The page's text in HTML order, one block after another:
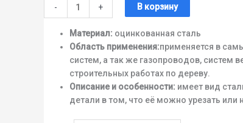
- + В корзину
Материал: оцинкованная сталь
Область применения:применяется в
систем, а так же газопроводов, систем
строительных работах по дереву.
Описание и особенности: имеет вид
детали в том, что её можно урезать